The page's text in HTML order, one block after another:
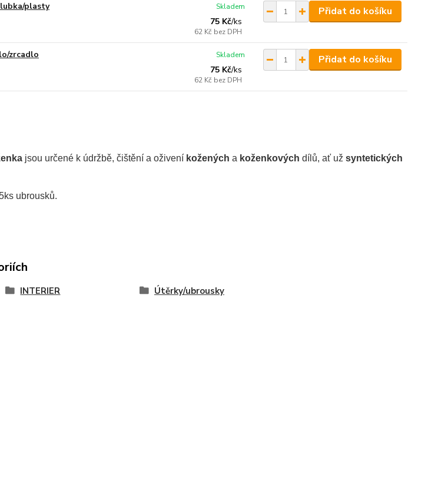
plasty
75 Kč/ks
62 Kč bez DPH
Skladem Přidat do košíku
zrcadlo
75 Kč/ks
62 Kč bez DPH
Skladem Přidat do košíku
jsou určené k údržbě, čištění a oživení kožených a koženkových dílů, ať už syntetických
ubrousků.
INTERIER Útěrky/ubrousky